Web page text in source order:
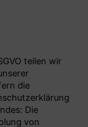
teilen wir
die
Die
von